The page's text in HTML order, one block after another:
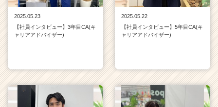
2025.05.23
【社員インタビュー】3年目CA(キ
ャリアアドバイザー)
2025.05.22
【社員インタビュー】5年目CA(キ
ャリアアドバイザー)